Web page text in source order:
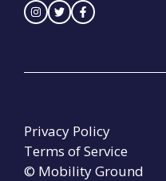
© Mobility Ground
Privacy Policy
Terms of Service